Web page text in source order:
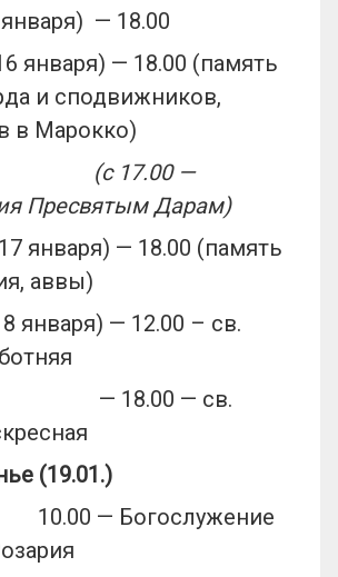
— 18.00
января) — 18.00 (память
и сподвижников,
в Марокко)
(с 17.00 —
Пресвятым Дарам)
января) — 18.00 (память
аввы)
января) — 12.00 – св.
— св.
(19.01.)
Богослужение